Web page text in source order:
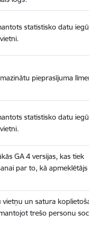
statistisko datu
pieprasījuma
statistisko datu
GA 4 versijas, kas tiek
par to, kā apmeklētājs
un satura
trešo personu